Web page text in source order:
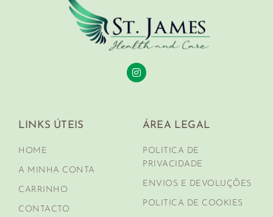
LINKS ÚTEIS
HOME
A MINHA CONTA
CARRINHO
CONTACTO
ÁREA LEGAL
POLITICA DE
PRIVACIDADE
ENVIOS E DEVOLUÇÕES
POLITICA DE COOKIES